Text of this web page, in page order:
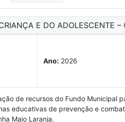
E DO ADOLESCENTE
Ano: 2026
de recursos do Fundo Municipal
educativas de prevenção e
Maio Laranja.